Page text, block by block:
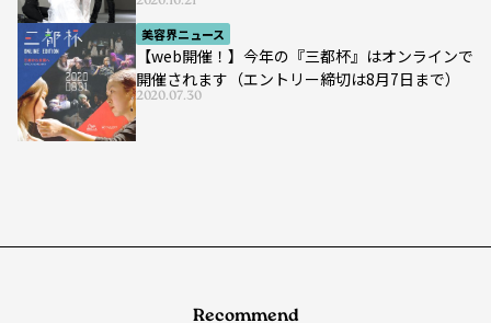
美容界ニュース
【web開催！】今年の『三都杯』はオンラインで
開催されます（エントリー締切は8月7日まで）
2020.07.30
Recommend